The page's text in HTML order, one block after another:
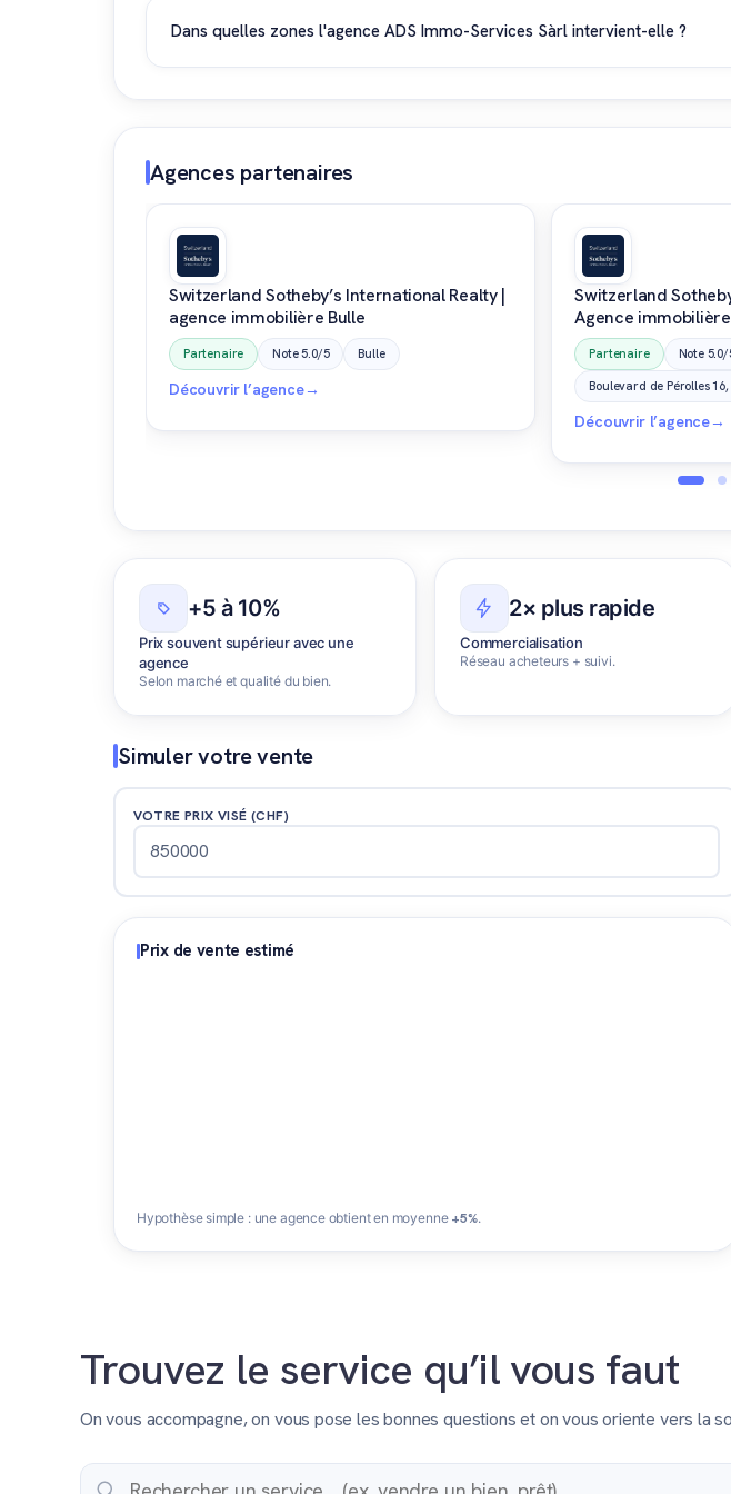
aux demandes concernant la rénovation, l'aménagement intérieur et les
Dans quelles zones l'agence ADS Immo-Services Sàrl intervient-elle ?
Agences partenaires
Switzerland Sotheby’s International Realty |
agence immobilière Bulle
Partenaire Note 5.0/5 Bulle
Découvrir l’agence→
Switzerland
Agence
Partenaire Note 5.0/
Boulevard de Pérolles
Découvrir l’agence→
+5 à 10%
Prix souvent supérieur avec une
agence
Selon marché et qualité du bien.
2× plus rapide
Commercialisation
Réseau acheteurs + suivi.
Simuler votre vente
VOTRE PRIX VISÉ (CHF)
Prix de vente estimé
Hypothèse simple : une agence obtient en moyenne +5%.
Trouvez le service qu’il vous faut
On vous accompagne, on vous pose les bonnes questions et on vous oriente vers la